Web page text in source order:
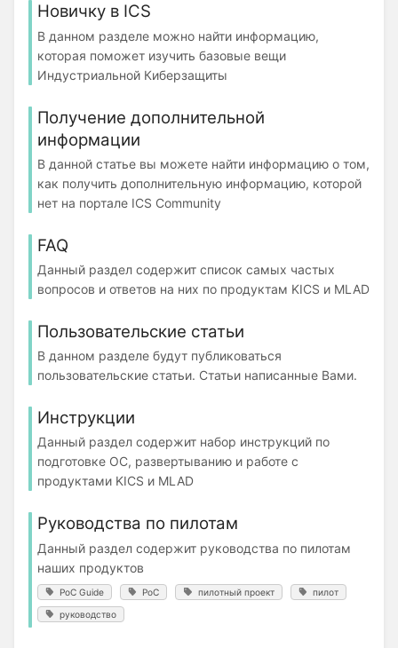
Новичку в ICS
В данном разделе можно найти информацию,
которая поможет изучить базовые вещи
Индустриальной Киберзащиты
Получение дополнительной
информации
В данной статье вы можете найти информацию о том,
как получить дополнительную информацию, которой
нет на портале ICS Community
FAQ
Данный раздел содержит список самых частых
вопросов и ответов на них по продуктам KICS и MLAD
Пользовательские статьи
В данном разделе будут публиковаться
пользовательские статьи. Статьи написанные Вами.
Инструкции
Данный раздел содержит набор инструкций по
подготовке ОС, развертыванию и работе с
продуктами KICS и MLAD
Руководства по пилотам
Данный раздел содержит руководства по пилотам
наших продуктов
PoC Guide PoC пилотный проект пилот
руководство